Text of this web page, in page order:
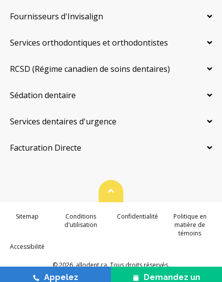
Fournisseurs d'Invisalign
Services orthodontiques et orthodontistes
RCSD (Régime canadien de soins dentaires)
Sédation dentaire
Services dentaires d'urgence
Facturation Directe
© 2026. allodent.ca. Tous droits réservés.
Haut de page
Sitemap
Conditions
d'utilisation
Confidentialité
Politique en
matière de
témoins
Accessibilité
Appelez Demandez un